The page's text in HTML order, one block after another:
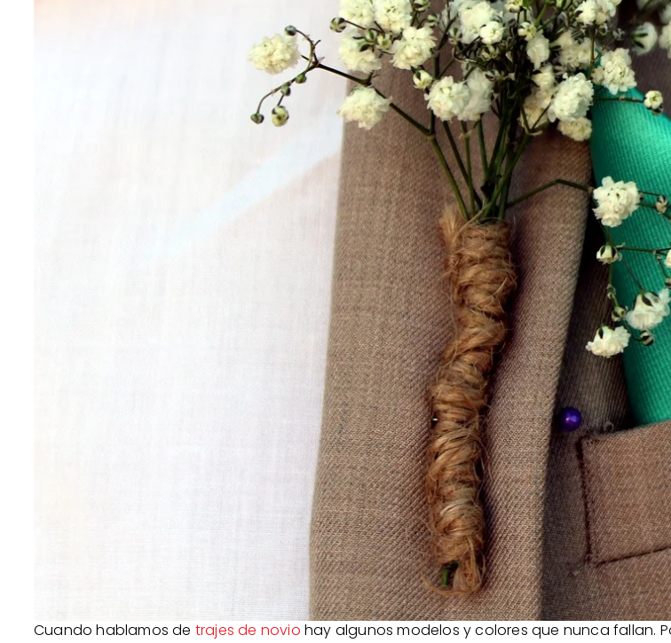
Cuando hablamos de trajes de novio hay algunos modelos y colores que nunca fallan.